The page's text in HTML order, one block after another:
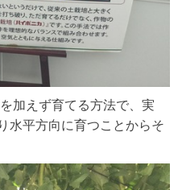
加えず育てる方法で、実
水平方向に育つことからそ